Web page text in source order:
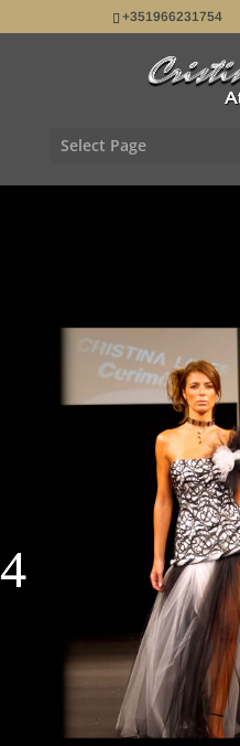
+351966231754
Select Page